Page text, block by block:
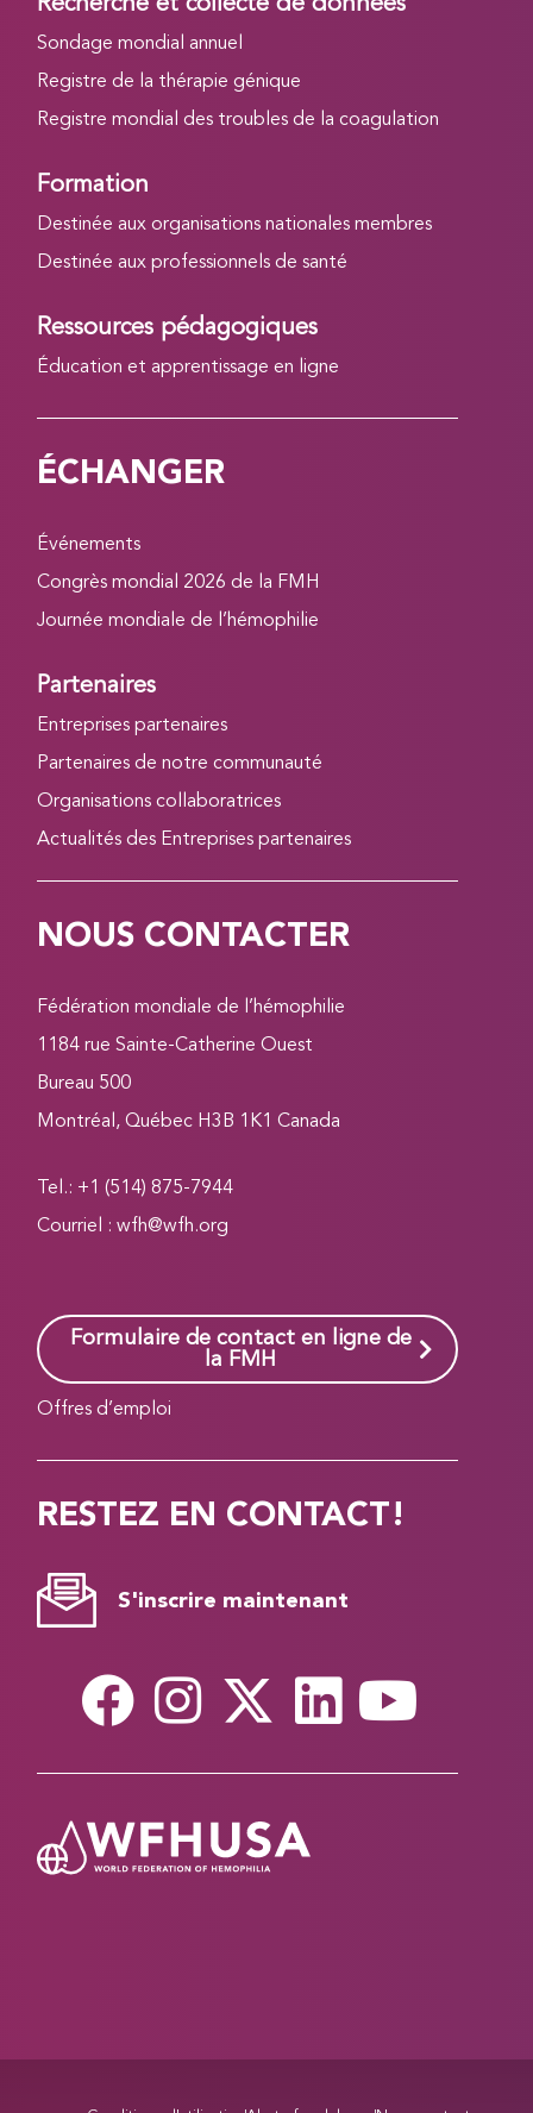
Sondage mondial annuel
Registre de la thérapie génique
Registre mondial des troubles de la coagulation
Formation
Destinée aux organisations nationales membres
Destinée aux professionnels de santé
Ressources pédagogiques
Éducation et apprentissage en ligne
ÉCHANGER
Événements
Congrès mondial 2026 de la FMH
Journée mondiale de l’hémophilie
Partenaires
Entreprises partenaires
Partenaires de notre communauté
Organisations collaboratrices
Actualités des Entreprises partenaires
NOUS CONTACTER
Fédération mondiale de l’hémophilie
1184 rue Sainte-Catherine Ouest
Bureau 500
Montréal, Québec H3B 1K1 Canada
Tel.: +1 (514) 875-7944
Courriel :wfh@wfh.org
Formulaire de contact en ligne de
la FMH
Offres d’emploi
RESTEZ EN CONTACT!
S'inscrire maintenant